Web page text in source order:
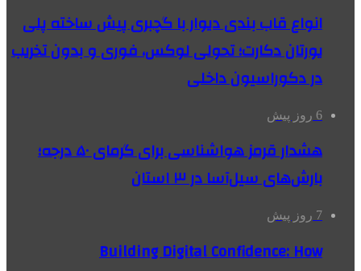
انواع قاب بندی دیوار با گچبری پیش ساخته پلی
یورتان دکارت؛ تحولی لوکس، فوری و بدون تخریب
در دکوراسیون داخلی
6 روز پیش
هشدار قرمز هواشناسی برای گرمای ۵۰ درجه؛
بارش‌های سیل‌آسا در ۳ استان
7 روز پیش
Building Digital Confidence: How